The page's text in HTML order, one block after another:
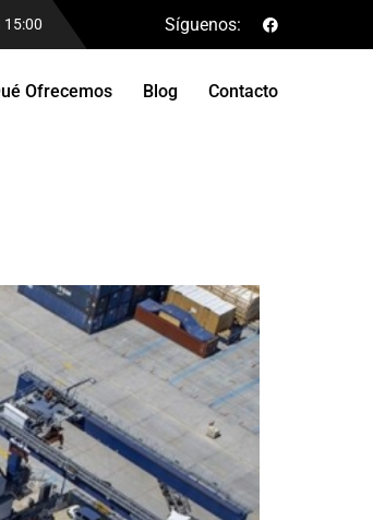
15:00 Síguenos:
Ofrecemos Blog Contacto